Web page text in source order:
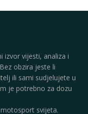
izvor vijesti, analiza i
obzira jeste li
ili sami sudjelujete u
je potrebno za dozu
svijeta.